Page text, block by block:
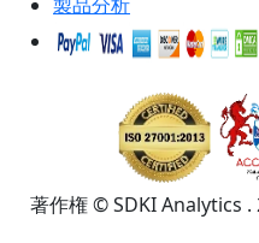
著作権 © SDKI Analytics